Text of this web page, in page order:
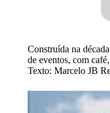
Construída na
de eventos, com
Texto: Marcelo JB